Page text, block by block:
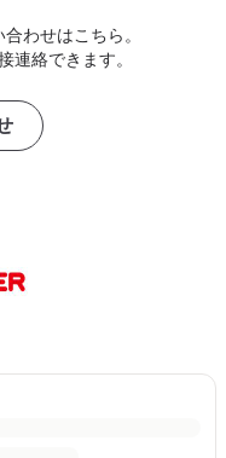
わせはこちら。
連絡できます。